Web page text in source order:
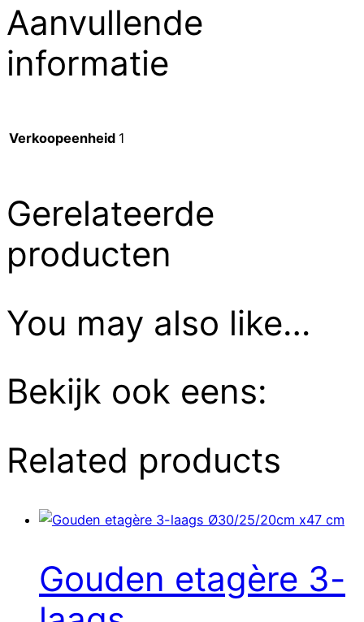
Aanvullende
informatie
Verkoopeenheid 1
Gerelateerde
producten
You may also like…
Bekijk ook eens:
Related products
Gouden etagère 3-